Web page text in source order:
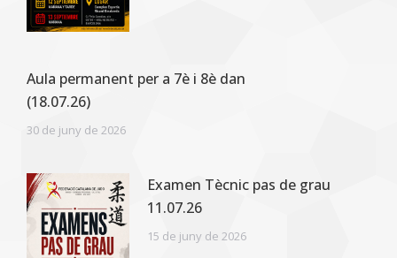
Aula permanent per a 7è i 8è dan
(18.07.26)
30 de juny de 2026
Examen Tècnic pas de grau
11.07.26
15 de juny de 2026